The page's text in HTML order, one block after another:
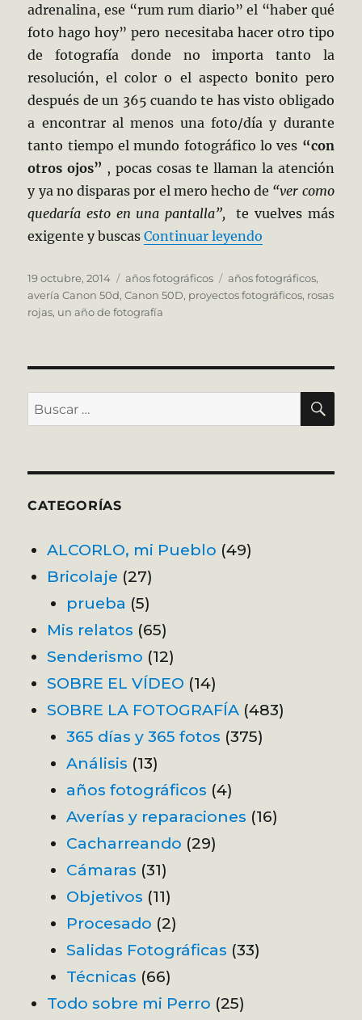
adrenalina, ese “rum rum diario” el “haber qué
foto hago hoy” pero necesitaba hacer otro tipo
de fotografía donde no importa tanto la
resolución, el color o el aspecto bonito pero
después de un 365 cuando te has visto obligado
a encontrar al menos una foto/día y durante
tanto tiempo el mundo fotográfico lo ves “con
otros ojos” , pocas cosas te llaman la atención
y ya no disparas por el mero hecho de “ver como
quedaría esto en una pantalla”, te vuelves más
exigente y buscas Continuar leyendo
Publicado
el
19 octubre, 2014 Categorías
años fotográficos Etiquetas
años fotográficos,
avería Canon 50d,Canon 50D, proyectos fotográficos, rosas
rojas, un año de fotografía
Buscar
por:
CATEGORÍAS
ALCORLO, mi Pueblo (49)
Bricolaje (27)
prueba (5)
Mis relatos (65)
Senderismo (12)
SOBRE EL VÍDEO (14)
SOBRE LA FOTOGRAFÍA (483)
365 días y 365 fotos (375)
Análisis (13)
años fotográficos (4)
Averías y reparaciones (16)
Cacharreando (29)
Cámaras (31)
Objetivos (11)
Procesado (2)
Salidas Fotográficas (33)
Técnicas (66)
Todo sobre mi Perro (25)